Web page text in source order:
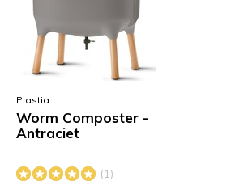
Plastia
Worm Composter -
Antraciet
(1)